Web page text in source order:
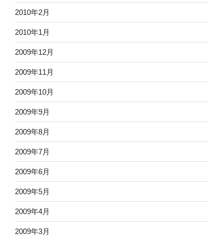
2010年2月
2010年1月
2009年12月
2009年11月
2009年10月
2009年9月
2009年8月
2009年7月
2009年6月
2009年5月
2009年4月
2009年3月